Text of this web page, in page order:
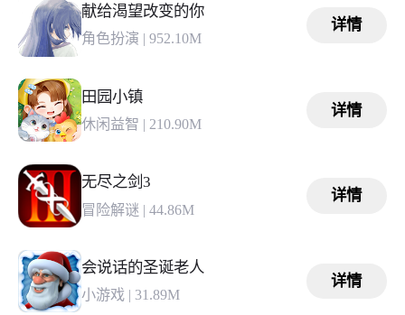
献给渴望改变的你
角色扮演 | 952.10M
详情
田园小镇
休闲益智 | 210.90M
详情
无尽之剑3
冒险解谜 | 44.86M
详情
会说话的圣诞老人
小游戏| 31.89M
详情